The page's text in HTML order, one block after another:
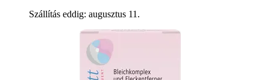
Szállítás eddig: augusztus 11.